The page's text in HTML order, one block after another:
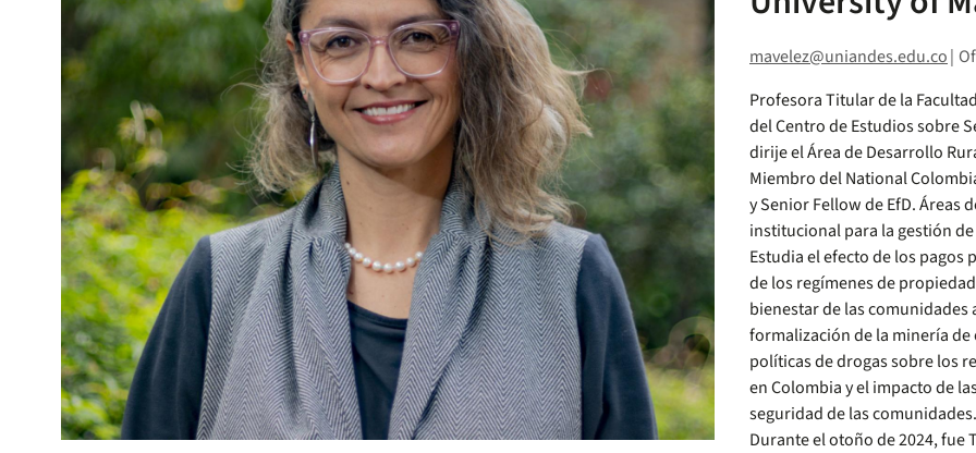
mavelez@uniandes.edu.co|
Profesora Titular de la
del Centro de Estudios sobre
dirije el Área de Desarrollo
Miembro del National
y Senior Fellow de EfD. Áreas
institucional para la gestión
Estudia el efecto de los
de los regímenes de
bienestar de las comunidades
formalización de la minería de
políticas de drogas sobre los
en Colombia y el impacto de
seguridad de las comunidades.
Durante el otoño de 2024, fue